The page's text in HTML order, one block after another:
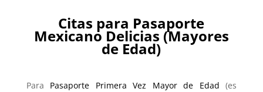
Citas para Pasaporte
Mexicano Delicias (Mayores
de Edad)
Para Pasaporte Primera Vez Mayor de Edad (es